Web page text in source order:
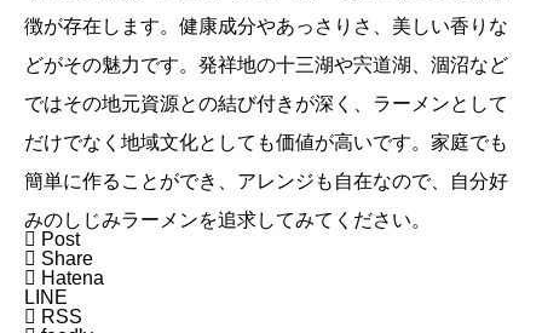
徴が存在します。健康成分やあっさりさ、美しい香りな
どがその魅力です。発祥地の十三湖や宍道湖、涸沼など
ではその地元資源との結び付きが深く、ラーメンとして
だけでなく地域文化としても価値が高いです。家庭でも
簡単に作ることができ、アレンジも自在なので、自分好
みのしじみラーメンを追求してみてください。
 Post
 Share
 Hatena
LINE
 RSS